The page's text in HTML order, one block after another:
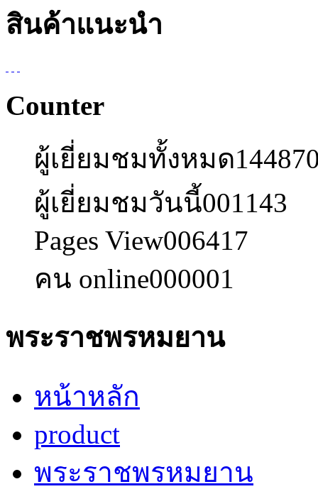
สินค้าแนะนำ
Counter
ผู้เยี่ยมชมทั้งหมด
ผู้เยี่ยมชมวันนี้001143
Pages View006417
คน online000001
พระราชพรหมยาน
หน้าหลัก
product
พระราชพรหมยาน